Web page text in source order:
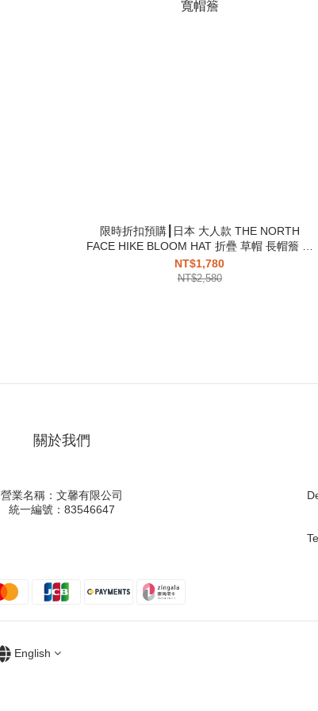
限時折扣預購┃日本 大人款 THE NORTH
FACE HIKE BLOOM HAT 折疊 草帽 長帽簷 寬
帽簷
NT$1,780
NT$2,580
關於我們
營業名稱：文馨有限公司
統一編號：83546647
English